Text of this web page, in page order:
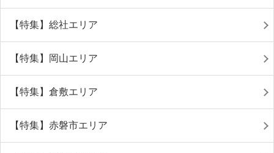
【特集】総社エリア
【特集】岡山エリア
【特集】倉敷エリア
【特集】赤磐市エリア